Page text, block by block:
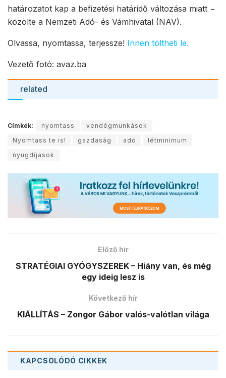
határozatot kap a befizetési határidő változása miatt −
közölte a Nemzeti Adó- és Vámhivatal (NAV).
Olvassa, nyomtassa, terjessze! Innen töltheti le.
Vezető fotó: avaz.ba
related
Címkék: nyomtass
vendégmunkások
Nyomtass te is!
gazdaság adó
létminimum
nyugdíjasok
Előző hír
STRATÉGIAI GYÓGYSZEREK – Hiány van, és még
egy ideig lesz is
Következő hír
KIÁLLÍTÁS – Zongor Gábor valós-valótlan világa
KAPCSOLÓDÓ CIKKEK